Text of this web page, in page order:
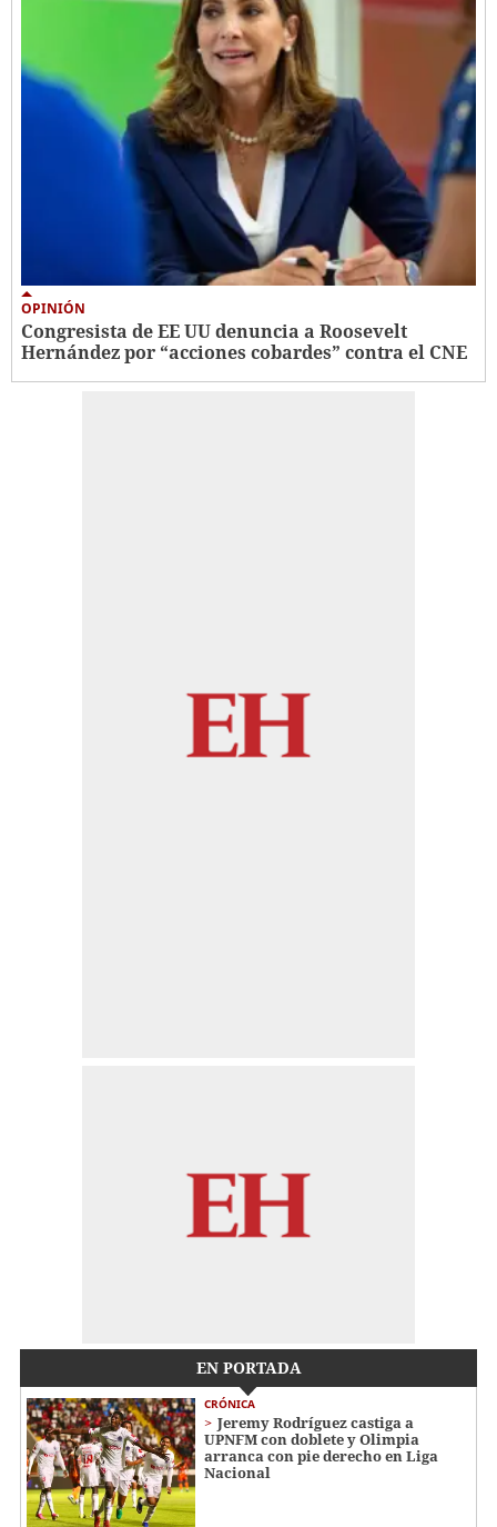
OPINIÓN
Congresista de EE UU denuncia a Roosevelt
Hernández por “acciones cobardes” contra el CNE
EN PORTADA
CRÓNICA
Jeremy Rodríguez castiga a
UPNFM con doblete y Olimpia
arranca con pie derecho en Liga
Nacional